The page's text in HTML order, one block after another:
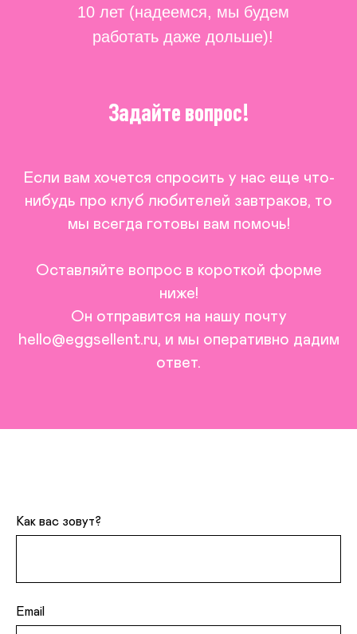
10 лет (надеемся, мы будем
работать даже дольше)!
Задайте вопрос!
Если вам хочется спросить у нас еще что-
нибудь про клуб любителей завтраков, то
мы всегда готовы вам помочь!
Оставляйте вопрос в короткой форме
ниже!
Он отправится на нашу почту
hello@eggsellent.ru, и мы оперативно дадим
ответ.
Как вас зовут?
Email